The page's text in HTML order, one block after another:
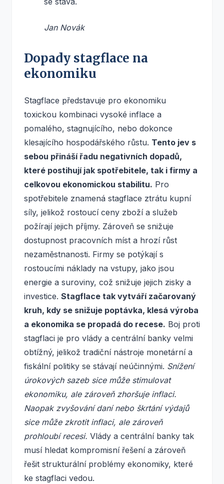
Jan Novák
Dopady stagflace na
ekonomiku
Stagflace představuje pro ekonomiku
toxickou kombinaci vysoké inflace a
pomalého, stagnujícího, nebo dokonce
klesajícího hospodářského růstu. Tento jev s
sebou přináší řadu negativních dopadů,
které postihují jak spotřebitele, tak i firmy a
celkovou ekonomickou stabilitu. Pro
spotřebitele znamená stagflace ztrátu kupní
síly, jelikož rostoucí ceny zboží a služeb
požírají jejich příjmy. Zároveň se snižuje
dostupnost pracovních míst a hrozí růst
nezaměstnanosti. Firmy se potýkají s
rostoucími náklady na vstupy, jako jsou
energie a suroviny, což snižuje jejich zisky a
investice. Stagflace tak vytváří začarovaný
kruh, kdy se snižuje poptávka, klesá výroba
a ekonomika se propadá do recese. Boj proti
stagflaci je pro vlády a centrální banky velmi
obtížný, jelikož tradiční nástroje monetární a
fiskální politiky se stávají neúčinnými. Snížení
úrokových sazeb sice může stimulovat
ekonomiku, ale zároveň zhoršuje inflaci.
Naopak zvyšování daní nebo škrtání výdajů
sice může zkrotit inflaci, ale zároveň
prohloubí recesi. Vlády a centrální banky tak
musí hledat kompromisní řešení a zároveň
řešit strukturální problémy ekonomiky, které
ke stagflaci vedou.